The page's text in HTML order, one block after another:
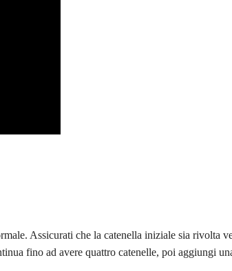
Assicurati che la catenella iniziale sia rivolta
fino ad avere quattro catenelle, poi aggiungi